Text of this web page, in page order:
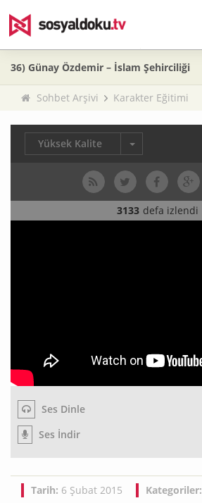
36) Günay Özdemir – İslam Şehirciliği
Sohbet Arşivi Karakter Eğitimi
Yüksek Kalite
3133 defa izlendi
Ses Dinle
Ses İndir
Tarih: 6 Şubat 2015 Kategoriler: